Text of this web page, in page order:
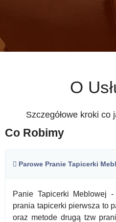
O
Szczegółowe kroki co
Co Robimy
Parowe Pranie Tapicerki
Panie Tapicerki Meblowej
prania tapicerki pierwsza to
oraz metode drugą tzw